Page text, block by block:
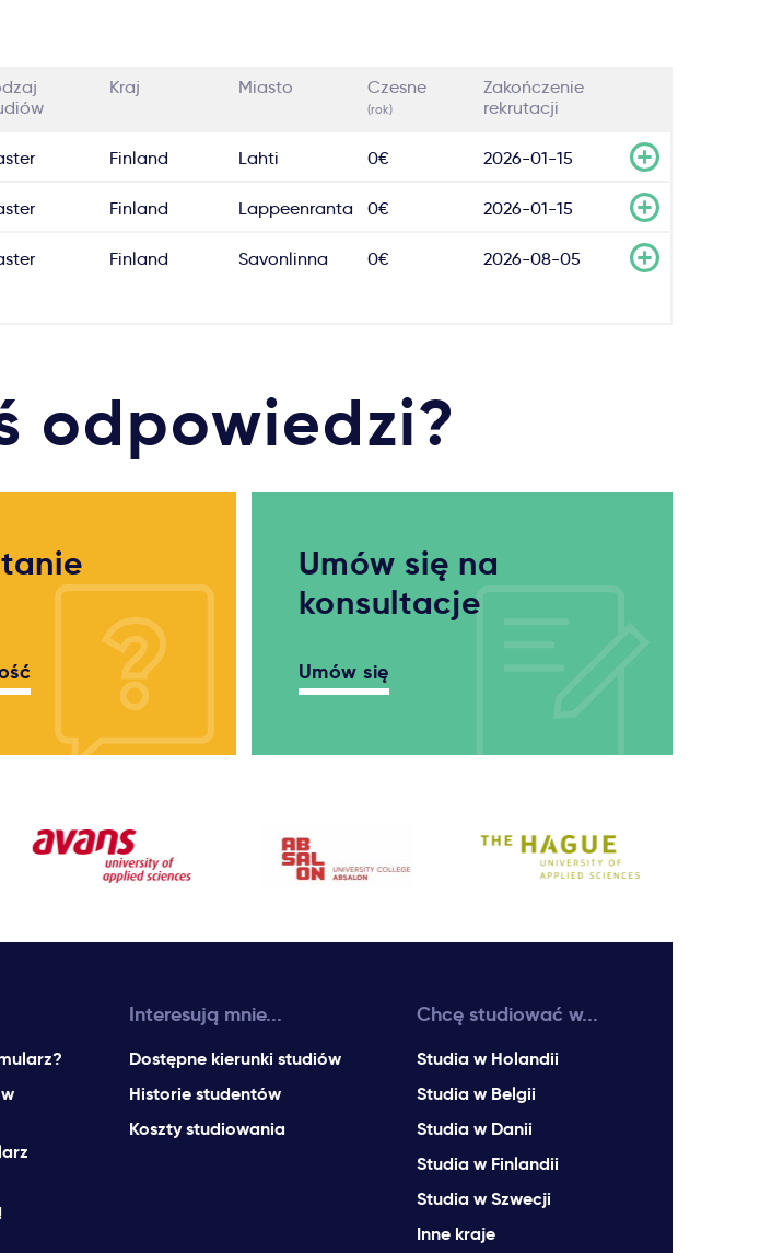
Kraj Miasto Czesne
(rok)
Zakończenie
rekrutacji
Finland Lahti 0€ 2026-01-15
Finland Lappeenranta 0€ 2026-01-15
Finland Savonlinna 0€ 2026-08-05
odpowiedzi?
Umów się na
konsultacje
Umów się
Interesują mnie...
Dostępne kierunki studiów
Historie studentów
Koszty studiowania
Chcę studiować w...
Studia w Holandii
Studia w Belgii
Studia w Danii
Studia w Finlandii
Studia w Szwecji
Inne kraje